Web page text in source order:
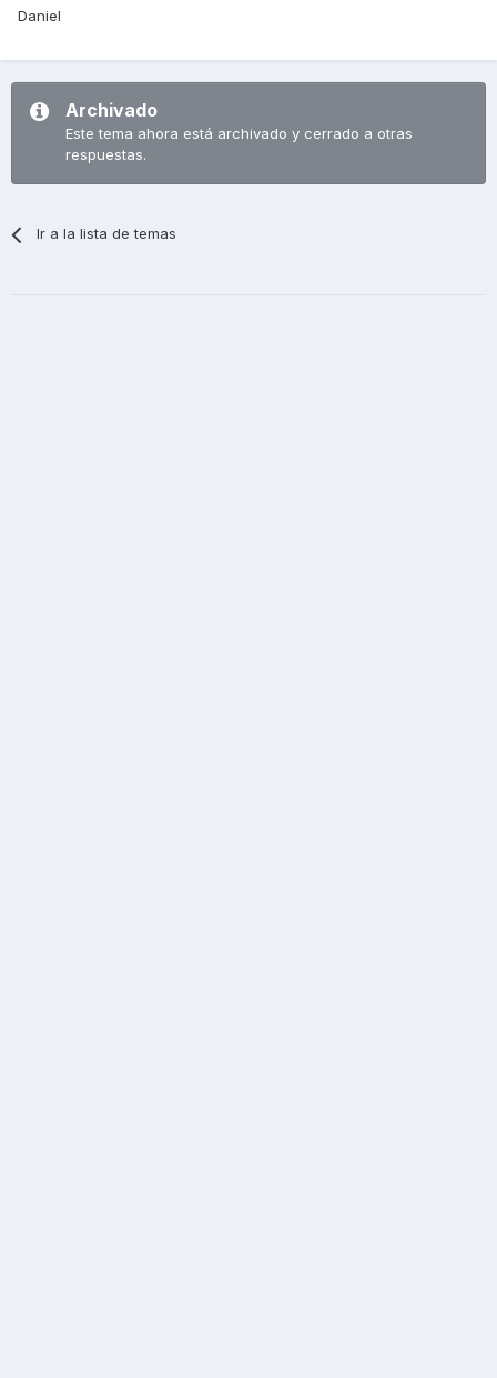
Daniel
Archivado
Este tema ahora está archivado y cerrado a otras
respuestas.
Ir a la lista de temas